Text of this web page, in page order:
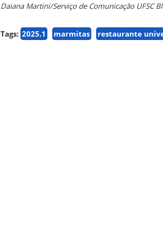
Daiana Martini/Serviço de Comunicação UFSC
Tags: 2025.1 marmitas restaurante